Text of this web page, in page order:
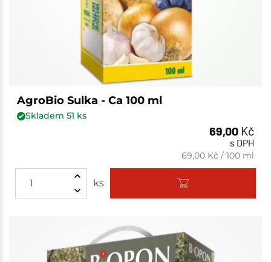
AgroBio Sulka - Ca 100 ml
Skladem 51 ks
69,00 Kč
s DPH
69,00 Kč /100 ml
ks